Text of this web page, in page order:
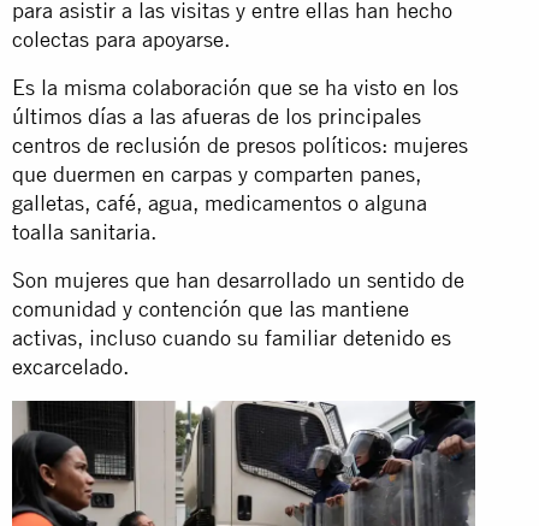
para asistir a las visitas y entre ellas han hecho
colectas para apoyarse.
Es la misma colaboración que se ha visto en los
últimos días a las afueras de los principales
centros de reclusión de presos políticos: mujeres
que duermen en carpas y comparten panes,
galletas, café, agua, medicamentos o alguna
toalla sanitaria.
Son mujeres que han desarrollado un sentido de
comunidad y contención que las mantiene
activas, incluso cuando su familiar detenido es
excarcelado.